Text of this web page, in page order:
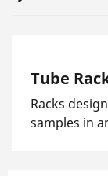
Tube
Racks
samples in